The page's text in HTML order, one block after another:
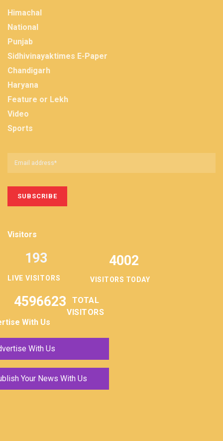
Himachal
National
Punjab
Sidhivinayaktimes E-Paper
Chandigarh
Haryana
Feature or Lekh
Video
Sports
Visitors
LIVE VISITORS
193 4002
VISITORS TODAY
4596623
TOTAL
VISITORS
With Us
With Us
Your News With Us